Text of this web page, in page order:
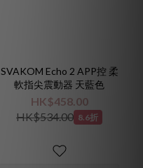
SVAKOM Echo 2 APP控 柔
軟指尖震動器 天藍色
HK$458.00
HK$534.00 8.6折